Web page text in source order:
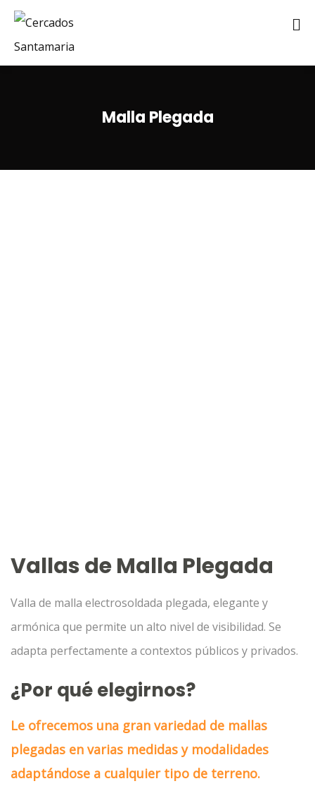
Malla Plegada
Vallas de Malla Plegada
Valla de malla electrosoldada plegada, elegante y
armónica que permite un alto nivel de visibilidad. Se
adapta perfectamente a contextos públicos y privados.
¿Por qué elegirnos?
Le ofrecemos una gran variedad de mallas
plegadas en varias medidas y modalidades
adaptándose a cualquier tipo de terreno.